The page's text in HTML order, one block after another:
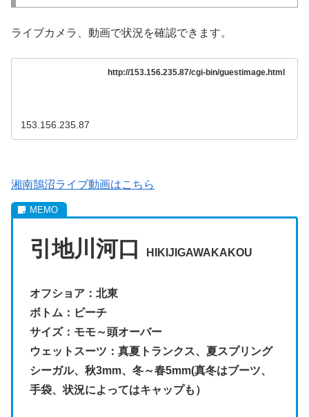
ライブカメラ、動画で状況を確認できます。
http://153.156.235.87/cgi-bin/guestimage.html
153.156.235.87
湘南鵠沼ライブ動画はこちら
引地川河口 HIKIJIGAWAKAKOU
オフショア：北東
ボトム：ビーチ
サイズ：モモ～頭オーバー
ウェットスーツ：真夏トランクス、夏スプリング
シーガル、秋3mm、冬～春5mm(真冬はブーツ、
手袋、状況によってはキャップも）